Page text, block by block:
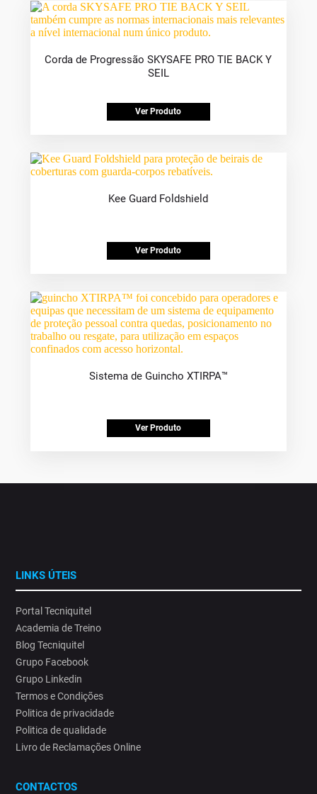
Corda de Progressão SKYSAFE PRO TIE BACK Y
SEIL
Ver Produto
Kee Guard Foldshield
Ver Produto
Sistema de Guincho XTIRPA™
Ver Produto
LINKS ÚTEIS
Portal Tecniquitel
Academia de Treino
Blog Tecniquitel
Grupo Facebook
Grupo Linkedin
Termos e Condições
Politica de privacidade
Politica de qualidade
Livro de Reclamações Online
CONTACTOS